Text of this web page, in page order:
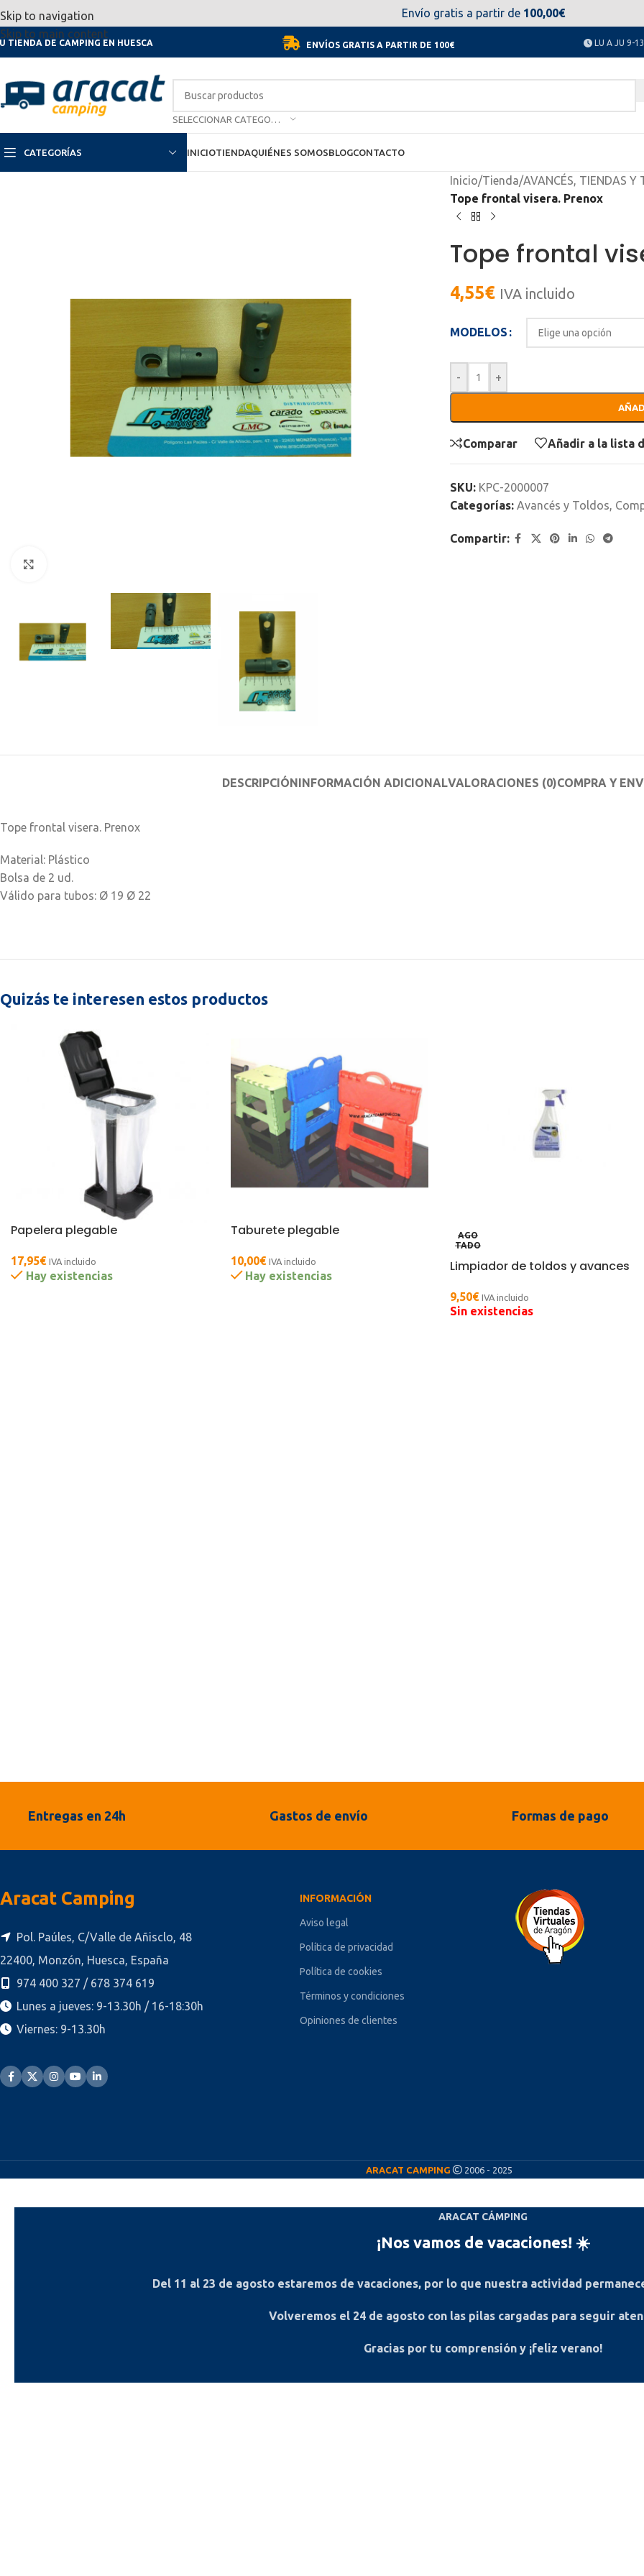
Skip to navigation
Skip to main content
Por motivo de las vacaciones, del día 11 al 23 de agosto no estaremos disponibles.
TIENDA DE CAMPING EN HUESCA ENVÍOS GRATIS A PARTIR DE 100€ LU A JU 9-
CATEGORÍAS INICIOTIENDAQUIÉNES SOMOSBLOGCONTACTO
Envío gratis a partir de 100,00€
Inicio/Tienda/AVANCÉS, TIENDAS Y
Tope frontal visera. Prenox
Tope frontal
4,55€ IVA incluido
MODELOS
- +
Comparar Añadir a la lista
SKU: KPC-2000007
Categorías: Avancés y Toldos,
Compartir:
DESCRIPCIÓNINFORMACIÓN ADICIONALVALORACIONES (0)COMPRA Y
Tope frontal visera. Prenox
Material: Plástico
Bolsa de 2 ud.
Válido para tubos: Ø 19 Ø 22
Quizás te interesen estos productos
Papelera plegable
17,95€ IVA incluido
Hay existencias
Taburete plegable
10,00€ IVA incluido
Hay existencias
AGO
TADO
Limpiador de toldos y avances
9,50€ IVA incluido
Sin existencias
Entregas en 24h Gastos de envío Formas de pago
Aracat Camping
Pol. Paúles, C/Valle de Añisclo, 48
22400, Monzón, Huesca, España
974 400 327 / 678 374 619
Lunes a jueves: 9-13.30h / 16-18:30h
Viernes: 9-13.30h
INFORMACIÓN
Aviso legal
Política de privacidad
Política de cookies
Términos y condiciones
Opiniones de clientes
ARACAT CAMPING 2006 - 2025
ARACAT CÁMPING
¡Nos vamos de vacaciones! ☀️
Del 11 al 23 de agosto estaremos de vacaciones, por lo que nuestra actividad
Volveremos el 24 de agosto con las pilas cargadas para seguir
Gracias por tu comprensión y ¡feliz verano!